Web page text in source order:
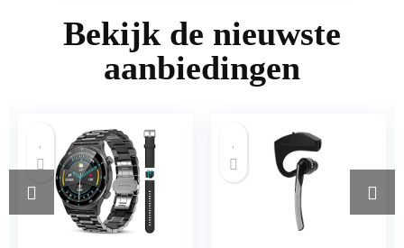
Bekijk de nieuwste
aanbiedingen